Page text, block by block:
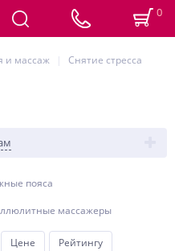
0
и массаж Снятие стресса
пояса
массажеры
Цене Рейтингу